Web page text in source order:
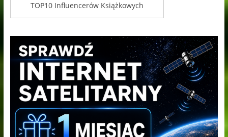
TOP10 Influencerów Książkowych